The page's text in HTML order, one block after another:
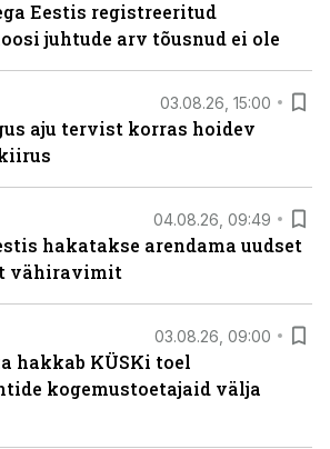
Eestis registreeritud
juhtude arv tõusnud ei ole
03.08.26, 15:00
aju tervist korras hoidev
04.08.26, 09:49
hakatakse arendama uudset
vähiravimit
03.08.26, 09:00
hakkab KÜSKi toel
kogemustoetajaid välja